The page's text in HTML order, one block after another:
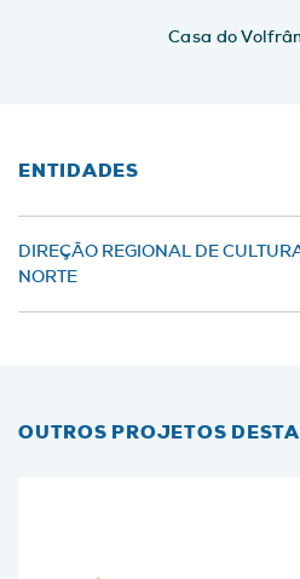
Casa do
ENTIDADES
DIREÇÃO REGIONAL DE
NORTE
OUTROS PROJETOS